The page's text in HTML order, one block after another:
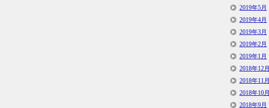
2019年5月
2019年4月
2019年3月
2019年2月
2019年1月
2018年12月
2018年11月
2018年10月
2018年9月